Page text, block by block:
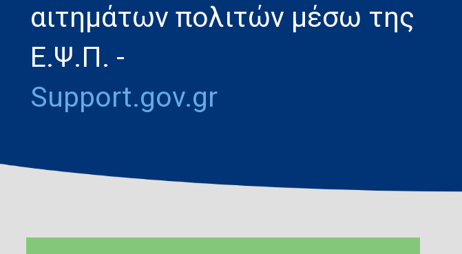
αιτημάτων πολιτών μέσω της
Ε.Ψ.Π. -
Support.gov.gr